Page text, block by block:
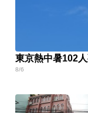
東京熱中暑102
8/6